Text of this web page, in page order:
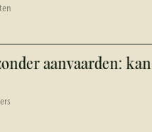
aanvaarden: kan